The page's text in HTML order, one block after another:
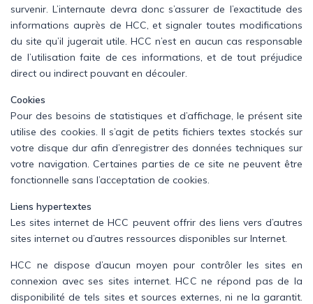
survenir. L’internaute devra donc s’assurer de l’exactitude des
informations auprès de HCC, et signaler toutes modifications
du site qu’il jugerait utile. HCC n’est en aucun cas responsable
de l’utilisation faite de ces informations, et de tout préjudice
direct ou indirect pouvant en découler.
Cookies
Pour des besoins de statistiques et d’affichage, le présent site
utilise des cookies. Il s’agit de petits fichiers textes stockés sur
votre disque dur afin d’enregistrer des données techniques sur
votre navigation. Certaines parties de ce site ne peuvent être
fonctionnelle sans l’acceptation de cookies.
Liens hypertextes
Les sites internet de HCC peuvent offrir des liens vers d’autres
sites internet ou d’autres ressources disponibles sur Internet.
HCC ne dispose d’aucun moyen pour contrôler les sites en
connexion avec ses sites internet. HCC ne répond pas de la
disponibilité de tels sites et sources externes, ni ne la garantit.